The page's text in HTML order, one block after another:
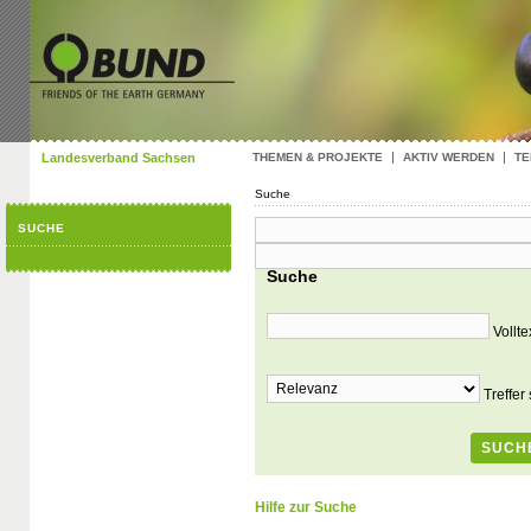
Landesverband Sachsen
Suche
Suche
Treffer
Hilfe zur Suche
SUCHE
THEMEN & PROJEKTE AKTIV WERDEN